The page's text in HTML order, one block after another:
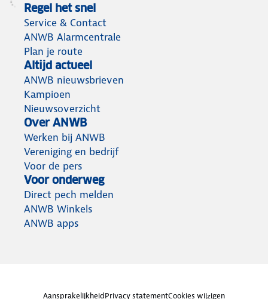
Regel het snel
Service & Contact
ANWB Alarmcentrale
Plan je route
Altijd actueel
ANWB nieuwsbrieven
Kampioen
Nieuwsoverzicht
Over ANWB
Werken bij ANWB
Vereniging en bedrijf
Voor de pers
Voor onderweg
Direct pech melden
ANWB Winkels
ANWB apps
AansprakelijkheidPrivacy statementCookies wijzigen